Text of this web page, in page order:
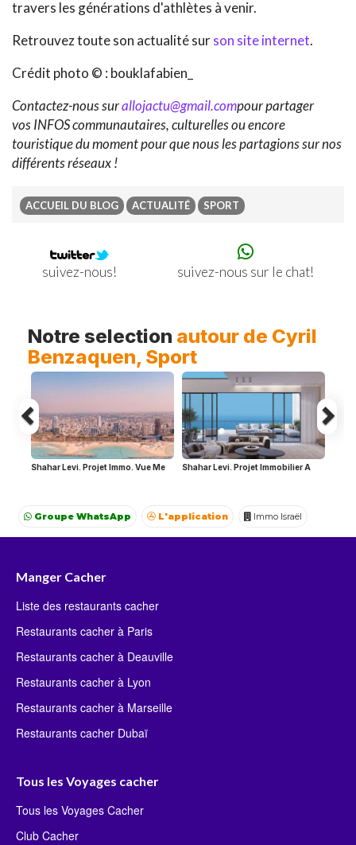
travers les générations d'athlètes à venir.
Retrouvez toute son actualité surson site internet.
Crédit photo © : bouklafabien_
Contactez-nous surallojactu@gmail.compour partager
vos INFOS communautaires, culturelles ou encore
touristique du moment pour que nous les partagions sur nos
différents réseaux !
ACCUEIL DU BLOG ACTUALITÉ SPORT
suivez-nous! suivez-nous sur le chat!
Notre selection autour de Cyril
Benzaquen, Sport
Shahar Levi. Projet Immo. Vue Me Shahar Levi. Projet Immobilier A
Groupe WhatsApp L'application Immo Israël
Manger Cacher
Liste des restaurants cacher
Restaurants cacher à Paris
Restaurants cacher à Deauville
Restaurants cacher à Lyon
Restaurants cacher à Marseille
Restaurants cacher Dubaï
Tous les Voyages cacher
Tous les Voyages Cacher
Club Cacher